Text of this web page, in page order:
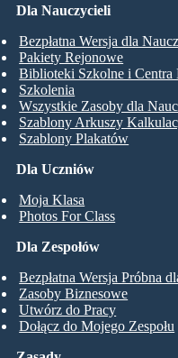
Dla Uczniów
Moja Klasa
Photos For Class
Dla Nauczycieli
Bezpłatna Wersja dla
Pakiety Rejonowe
Biblioteki Szkolne i Centra
Szkolenia
Wszystkie Zasoby dla
Szablony Arkuszy
Szablony Plakatów
Dla Zespołów
Bezpłatna Wersja Próbna
Zasoby Biznesowe
Utwórz do Pracy
Dołącz do Mojego Zespołu